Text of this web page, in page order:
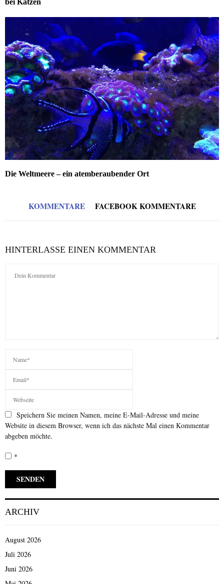
Die Weltmeere – ein atemberaubender Ort
KOMMENTARE FACEBOOK KOMMENTARE
HINTERLASSE EINEN KOMMENTAR
Speichern Sie meinen Namen, meine E-Mail-Adresse und meine
Website in diesem Browser, wenn ich das nächste Mal einen Kommentar
abgeben möchte.
*
ARCHIV
August 2026
Juli 2026
Juni 2026